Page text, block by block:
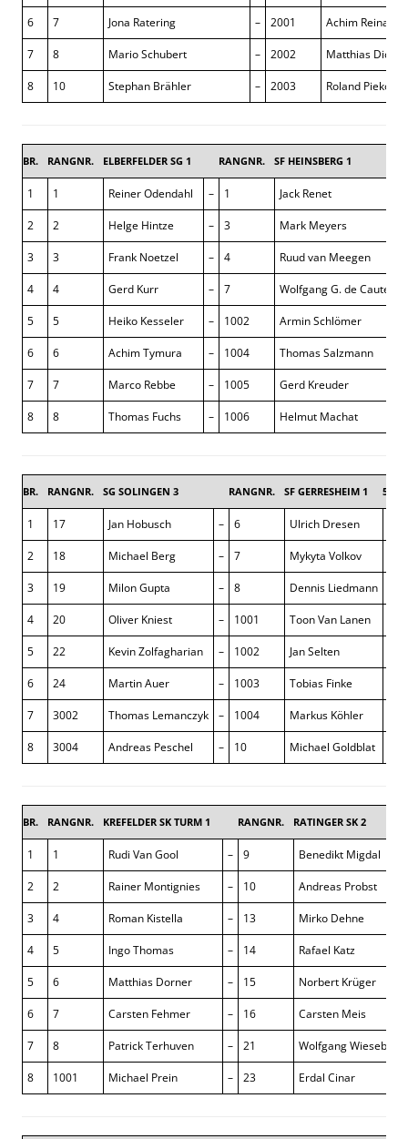
6 7 Jona Ratering – 2001 Achim Reinartz
7 8 Mario Schubert – 2002 Matthias Dick
8 10 Stephan Brähler – 2003 Roland Piekorz
BR. RANGNR. ELBERFELDER SG 1 RANGNR. SF HEINSBERG 1
1 1 Reiner Odendahl – 1 Jack Renet
2 2 Helge Hintze – 3 Mark Meyers
3 3 Frank Noetzel – 4 Ruud van Meegen
4 4 Gerd Kurr – 7 Wolfgang G. de Cauter
5 5 Heiko Kesseler – 1002 Armin Schlömer
6 6 Achim Tymura – 1004 Thomas Salzmann
7 7 Marco Rebbe – 1005 Gerd Kreuder
8 8 Thomas Fuchs – 1006 Helmut Machat
BR. RANGNR. SG SOLINGEN 3 RANGNR. SF GERRESHEIM 1 5,5 :
1 17 Jan Hobusch – 6 Ulrich Dresen
2 18 Michael Berg – 7 Mykyta Volkov
3 19 Milon Gupta – 8 Dennis Liedmann
4 20 Oliver Kniest – 1001 Toon Van Lanen
5 22 Kevin Zolfagharian – 1002 Jan Selten
6 24 Martin Auer – 1003 Tobias Finke
7 3002 Thomas Lemanczyk – 1004 Markus Köhler
8 3004 Andreas Peschel – 10 Michael Goldblat
BR. RANGNR. KREFELDER SK TURM 1 RANGNR. RATINGER SK 2
1 1 Rudi Van Gool – 9 Benedikt Migdal
2 2 Rainer Montignies – 10 Andreas Probst
3 4 Roman Kistella – 13 Mirko Dehne
4 5 Ingo Thomas – 14 Rafael Katz
5 6 Matthias Dorner – 15 Norbert Krüger
6 7 Carsten Fehmer – 16 Carsten Meis
7 8 Patrick Terhuven – 21 Wolfgang Wiesebach
8 1001 Michael Prein – 23 Erdal Cinar